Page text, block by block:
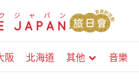
阪 北海道 其他 音樂